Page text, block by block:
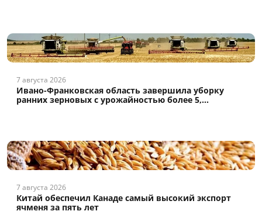
7 августа 2026
Ивано-Франковская область завершила уборку
ранних зерновых с урожайностью более 5,...
7 августа 2026
Китай обеспечил Канаде самый высокий экспорт
ячменя за пять лет